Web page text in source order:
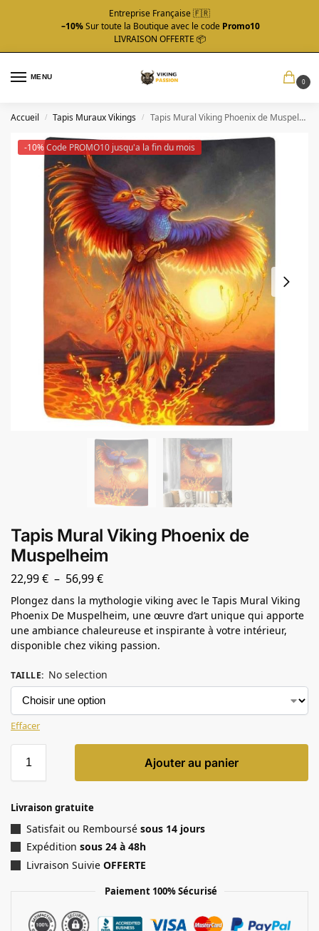
Entreprise Française 🇫🇷
–10%Sur toute la Boutique avec le code Promo10
LIVRAISON OFFERTE 📦
MENU
0
Accueil / Tapis Muraux Vikings / Tapis Mural Viking Phoenix de Muspelheim
-10% Code PROMO10 jusqu'a la fin du mois
Tapis Mural Viking Phoenix de
Muspelheim
22,99€ – 56,99€
Plongez dans la mythologie viking avec le Tapis Mural Viking
Phoenix De Muspelheim, une œuvre d’art unique qui apporte
une ambiance chaleureuse et inspirante à votre intérieur,
disponible chez viking passion.
TAILLE: No selection
Effacer
Ajouter au panier
Livraison gratuite
Satisfait ou Remboursé sous 14 jours
Expédition sous 24 à 48h
Livraison Suivie OFFERTE
Paiement 100% Sécurisé